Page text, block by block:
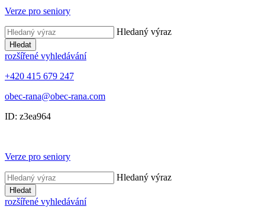
Verze pro seniory
Hledaný výraz
Hledat
rozšířené vyhledávání
+420 415 679 247
obec-rana@obec-rana.com
ID: z3ea964
Verze pro seniory
Hledaný výraz
Hledat
rozšířené vyhledávání